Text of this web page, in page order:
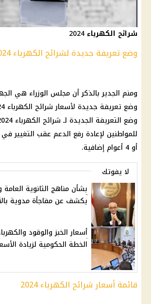
شرائح الكهرباء 2024
وضع تعريفة جديدة لشرائح الكهرباء
ومنم الجدير بالذكر أن مجلس الوزراء هي
وضع تعريفة جديدة لأسعارشرائح الكهرباء
وضع التعريفة الجديدة لـ شرائح الكهرباء
للمواطنين لإعادة رفع الدعم عقب التغيير في
أو 4 أعوام إضافية.
لا يفوتك
بشأن مناهج الثانوية العامة
يكشف عن مفاجأة مدوية
أسعار الخبز والوقود
الخطة الحكومية لزيادة
قائمة أسعار شرائح الكهرباء2024